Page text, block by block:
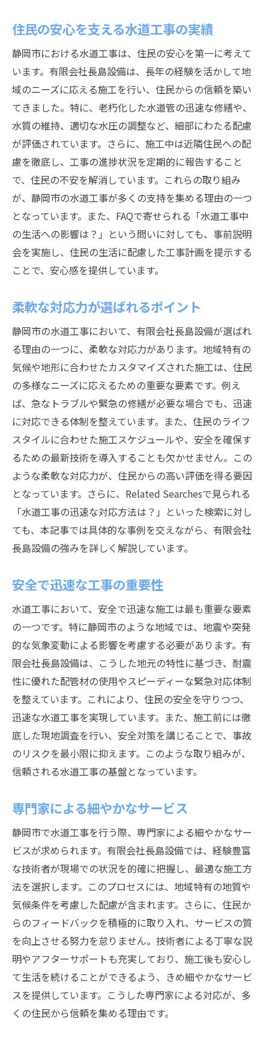
プロフェッショナルな施工チームの強み
最新技術の導入と活用
技術研修によるスキルアップ
経験豊富なスタッフによる精度の高い工事
安全管理に関する徹底した指導
技術開発への積極的な取り組み
静岡市の住民が長島設備を選ぶ理由とその信頼
性
地域での長年の信頼と実績
お客様のニーズに応じた多様なサービス
高い顧客満足度を実現するサポート
透明性のある料金体系
迅速かつ丁寧な対応力
水道工事で求められる静岡市特有の技術と対応
力
静岡市の地形に適した施工技術
地域特性を踏まえた施工プランの提案
予期せぬ事態への柔軟な対応力
高度な技術を活かした施工改善
地域住民の生活を支える安定した水供給
多様なニーズに応える技術力
静岡市の水道工事における長島設備の役割と信
頼
地域インフラの発展を支える役割
住民との協力による信頼関係の構築
地元企業ならではの強み
環境に優しい工事の実践
地域社会への貢献を目指す活動
住民の安心を支える水道工事の実績
静岡市における水道工事は、住民の安心を第一に考えて
います。有限会社長島設備は、長年の経験を活かして地
域のニーズに応える施工を行い、住民からの信頼を築い
てきました。特に、老朽化した水道管の迅速な修繕や、
水質の維持、適切な水圧の調整など、細部にわたる配慮
が評価されています。さらに、施工中は近隣住民への配
慮を徹底し、工事の進捗状況を定期的に報告すること
で、住民の不安を解消しています。これらの取り組み
が、静岡市の水道工事が多くの支持を集める理由の一つ
となっています。また、FAQで寄せられる「水道工事中
の生活への影響は？」という問いに対しても、事前説明
会を実施し、住民の生活に配慮した工事計画を提示する
ことで、安心感を提供しています。
柔軟な対応力が選ばれるポイント
静岡市の水道工事において、有限会社長島設備が選ばれ
る理由の一つに、柔軟な対応力があります。地域特有の
気候や地形に合わせたカスタマイズされた施工は、住民
の多様なニーズに応えるための重要な要素です。例え
ば、急なトラブルや緊急の修繕が必要な場合でも、迅速
に対応できる体制を整えています。また、住民のライフ
スタイルに合わせた施工スケジュールや、安全を確保す
るための最新技術を導入することも欠かせません。この
ような柔軟な対応力が、住民からの高い評価を得る要因
となっています。さらに、Related Searchesで見られる
「水道工事の迅速な対応方法は？」といった検索に対し
ても、本記事では具体的な事例を交えながら、有限会社
長島設備の強みを詳しく解説しています。
安全で迅速な工事の重要性
水道工事において、安全で迅速な施工は最も重要な要素
の一つです。特に静岡市のような地域では、地震や突発
的な気象変動による影響を考慮する必要があります。有
限会社長島設備は、こうした地元の特性に基づき、耐震
性に優れた配管材の使用やスピーディーな緊急対応体制
を整えています。これにより、住民の安全を守りつつ、
迅速な水道工事を実現しています。また、施工前には徹
底した現地調査を行い、安全対策を講じることで、事故
のリスクを最小限に抑えます。このような取り組みが、
信頼される水道工事の基盤となっています。
専門家による細やかなサービス
静岡市で水道工事を行う際、専門家による細やかなサー
ビスが求められます。有限会社長島設備では、経験豊富
な技術者が現場での状況を的確に把握し、最適な施工方
法を選択します。このプロセスには、地域特有の地質や
気候条件を考慮した配慮が含まれます。さらに、住民か
らのフィードバックを積極的に取り入れ、サービスの質
を向上させる努力を怠りません。技術者による丁寧な説
明やアフターサポートも充実しており、施工後も安心し
て生活を続けることができるよう、きめ細やかなサービ
スを提供しています。こうした専門家による対応が、多
くの住民から信頼を集める理由です。